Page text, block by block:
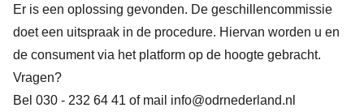
Er is een oplossing gevonden. De geschillencommissie
doet een uitspraak in de procedure. Hiervan worden u en
de consument via het platform op de hoogte gebracht.
Vragen?
Bel 030 - 232 64 41 of mail info@odrnederland.nl